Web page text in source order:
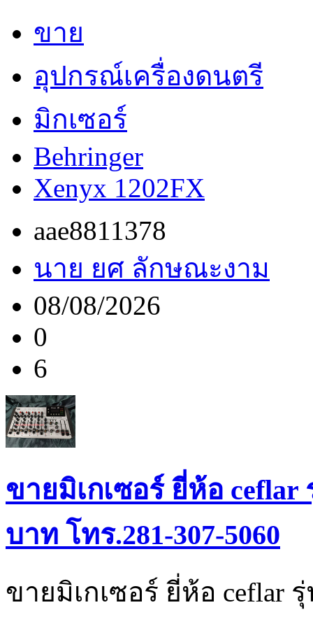
ขาย
อุปกรณ์เครื่องดนตรี
มิกเซอร์
Behringer
Xenyx 1202FX
aae8811378
นาย ยศ ลักษณะงาม
08/08/2026
0
6
ขายมิเกเซอร์ ยี่ห้อ
บาท โทร.281-307-5060
ขายมิเกเซอร์ ยี่ห้อ ceflar